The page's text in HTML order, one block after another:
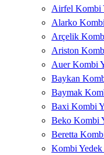
Airfel Kombi
Alarko
Arçelik
Ariston
Auer Kombi
Baykan
Baymak
Baxi Kombi
Beko Kombi
Beretta
Kombi Yedek